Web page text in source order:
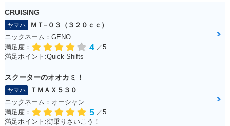
CRUISING
ヤマハ
ＭＴ−０３（３２０ｃｃ）
ニックネーム：GENO
満足度：
4 ／5
満足ポイント:Quick Shifts
スクーターのオオカミ！
ヤマハ
ＴＭＡＸ５３０
ニックネーム：オーシャン
満足度：
5 ／5
満足ポイント:街乗りさいこう！